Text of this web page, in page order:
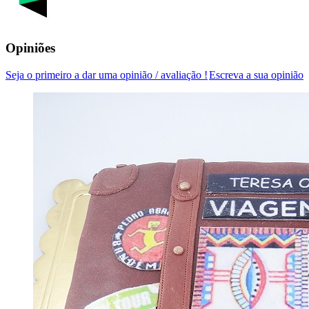
Opiniões
Escreva a sua opinião
Seja o primeiro a dar uma opinião / avaliação !